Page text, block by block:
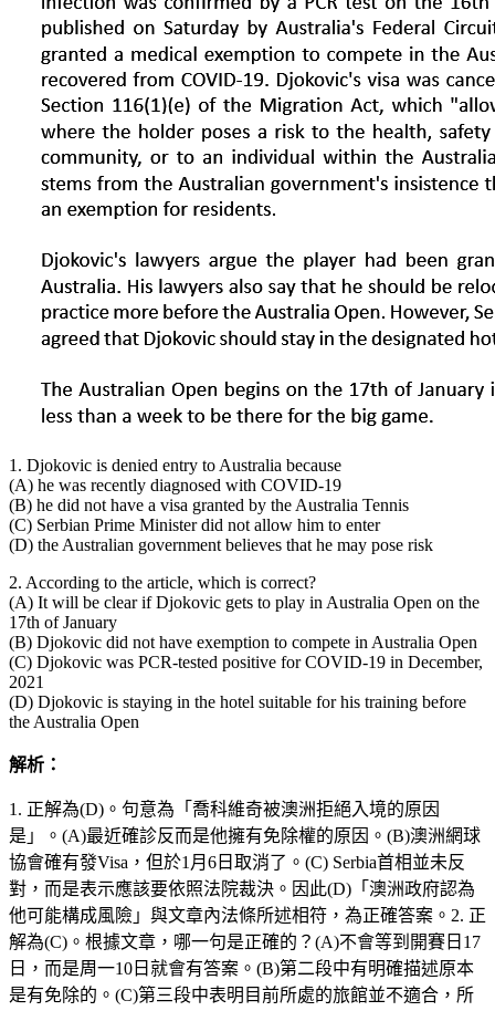
1. Djokovic is denied entry to Australia because
(A) he was recently diagnosed with COVID-19
(B) he did not have a visa granted by the Australia Tennis
(C) Serbian Prime Minister did not allow him to enter
(D) the Australian government believes that he may pose risk
2. According to the article, which is correct?
(A) It will be clear if Djokovic gets to play in Australia Open on the
17th of January
(B) Djokovic did not have exemption to compete in Australia Open
(C) Djokovic was PCR-tested positive for COVID-19 in December,
2021
(D) Djokovic is staying in the hotel suitable for his training before
the Australia Open
解析：
1. 正解為(D)。句意為「喬科維奇被澳洲拒絕入境的原因
是」。(A)最近確診反而是他擁有免除權的原因。(B)澳洲網球
協會確有發Visa，但於1月6日取消了。(C) Serbia首相並未反
對，而是表示應該要依照法院裁決。因此(D)「澳洲政府認為
他可能構成風險」與文章內法條所述相符，為正確答案。2. 正
解為(C)。根據文章，哪一句是正確的？(A)不會等到開賽日17
日，而是周一10日就會有答案。(B)第二段中有明確描述原本
是有免除的。(C)第三段中表明目前所處的旅館並不適合，所